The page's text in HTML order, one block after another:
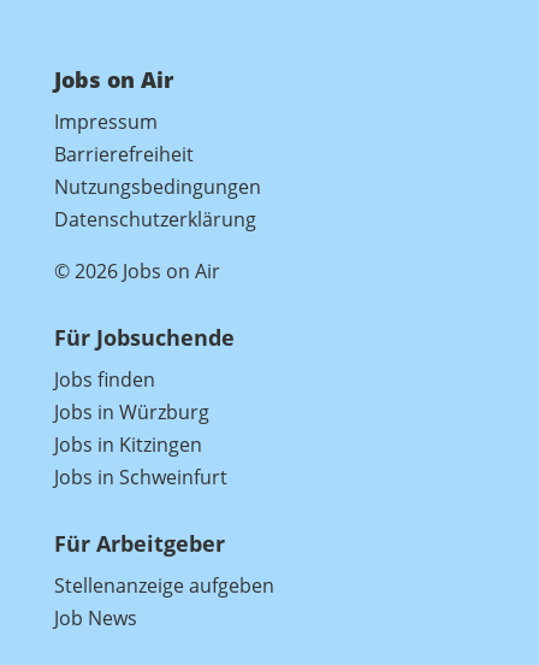
Jobs on Air
Impressum
Barrierefreiheit
Nutzungsbedingungen
Datenschutzerklärung
© 2026 Jobs on Air
Für Jobsuchende
Jobs finden
Jobs in Würzburg
Jobs in Kitzingen
Jobs in Schweinfurt
Für Arbeitgeber
Stellenanzeige aufgeben
Job News